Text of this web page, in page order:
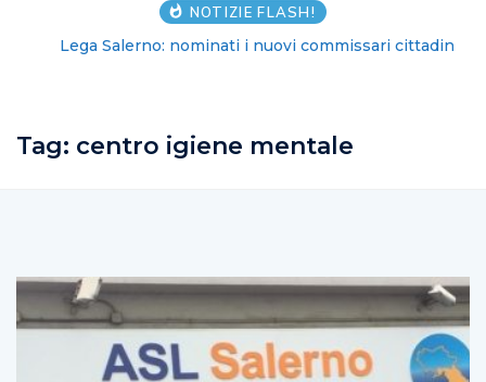
NOTIZIE FLASH!
Lega Salerno: nominati i nuovi commissari cittadini